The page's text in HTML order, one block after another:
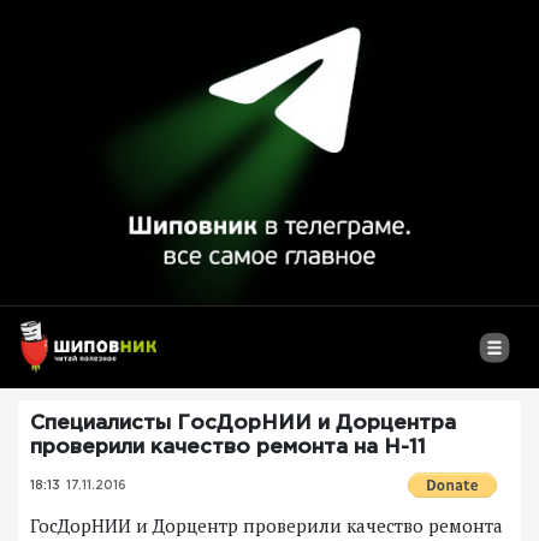
Специалисты ГосДорНИИ и Дорцентра
проверили качество ремонта на Н-11
18:13 17.11.2016
ГосДорНИИ и Дорцентр проверили качество ремонта